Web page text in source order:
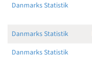
Danmarks Statistik
Danmarks Statistik
Danmarks Statistik